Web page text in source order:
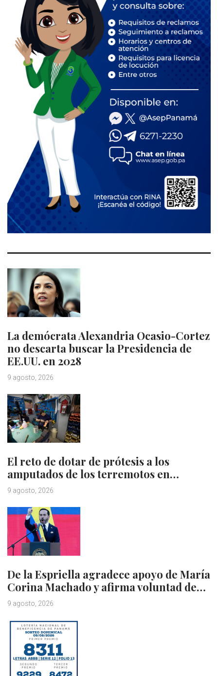
La demócrata Alexandria Ocasio-Cortez
no descarta buscar la Presidencia de
EE.UU. en 2028
9 agosto, 2026
El reto de dotar de prótesis a los
amputados de los terremotos en…
9 agosto, 2026
De la Espriella agradece apoyo de María
Corina Machado y afirma voluntad de…
9 agosto, 2026